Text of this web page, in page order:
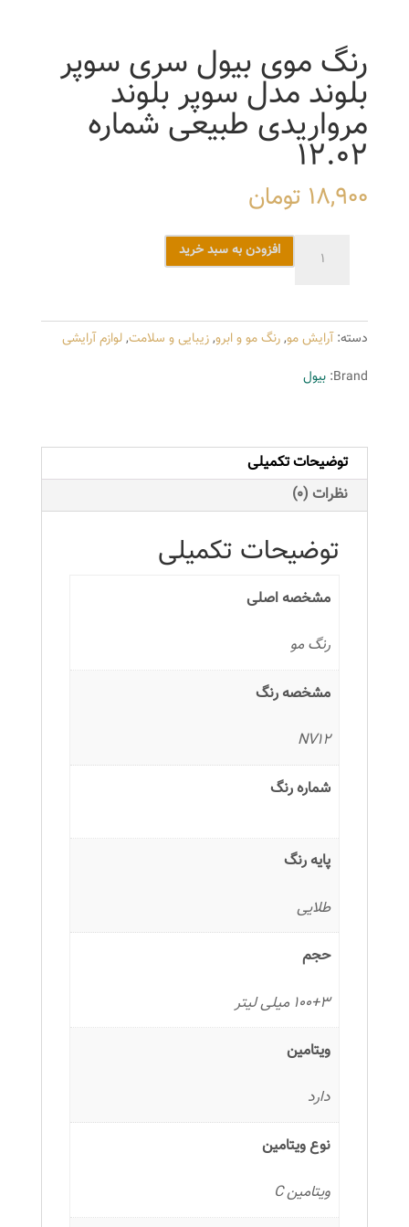
رنگ موی بیول سری سوپر
بلوند مدل سوپر بلوند
مرواریدی طبیعی شماره
12.02
18,900 تومان
سری
سوپر
بلوند
بلوند
مرواریدی
طبیعی
شماره
12.02
عدد
افزودن به سبد خرید
دسته:آرایش مو,رنگ مو و ابرو,زیبایی و سلامت,لوازم آرایشی
Brand: بیول
توضیحات تکمیلی
نظرات (0)
توضیحات تکمیلی
مشخصه اصلی
رنگ مو
مشخصه رنگ
NV12
شماره رنگ
پایه رنگ
طلایی
حجم
100+3 میلی لیتر
ویتامین
دارد
نوع ویتامین
ویتامین C